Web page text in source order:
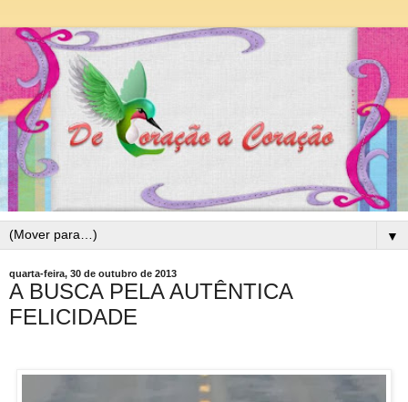
▼
quarta-feira, 30 de outubro de 2013
A BUSCA PELA AUTÊNTICA
FELICIDADE